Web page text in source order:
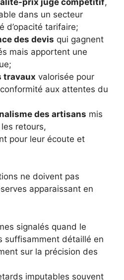
dans un secteur
d’opacité tarifaire;
des devis qui gagnent
mais apportent une
travaux valorisée pour
aux attentes du
des artisans mis
retours,
pour leur écoute et
ne doivent pas
apparaissant en
signalés quand le
suffisamment détaillé en
sur la précision des
imputables souvent